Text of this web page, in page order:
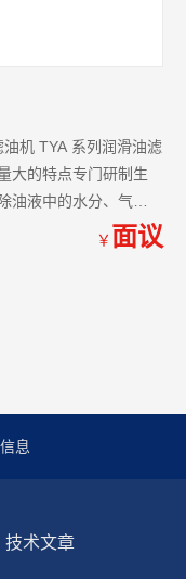
机 TYA 系列润滑油滤
大的特点专门研制生
油液中的水分、气
）。
￥ 面议
息
技术文章